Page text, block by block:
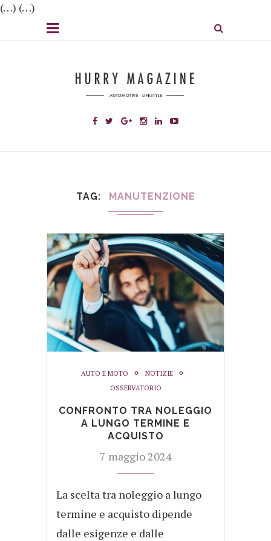
(…) (…)
TAG MANUTENZIONE
AUTO E MOTO
NOTIZIE
OSSERVATORIO
CONFRONTO TRA NOLEGGIO
A LUNGO TERMINE E
ACQUISTO
7 maggio 2024
La scelta tra noleggio a lungo
termine e acquisto dipende
dalle esigenze e dalle